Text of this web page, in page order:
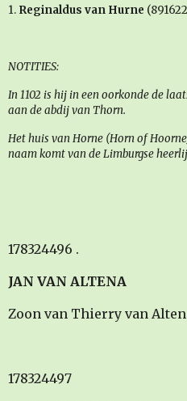
1. Reginaldus van Hurne
NOTITIES:
In 1102 is hij in een oorkonde de
aan de abdij van Thorn.
Het huis van Horne (Horn of
naam komt van de Limburgse
178324496 .
JAN VAN ALTENA
Zoon van Thierry van
178324497